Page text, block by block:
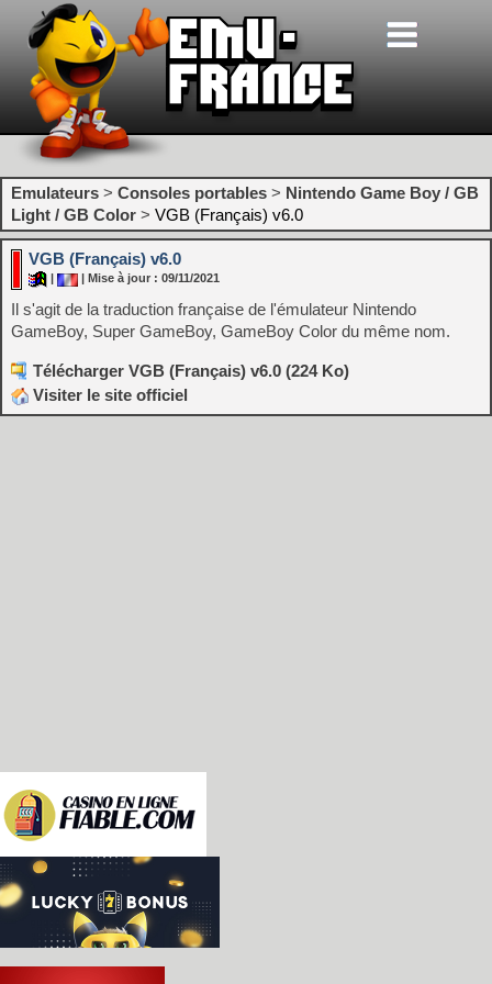
Emulateurs > Consoles portables > Nintendo Game Boy / GB
Light / GB Color > VGB (Français) v6.0
VGB (Français) v6.0
| Mise à jour : 09/11/2021
Il s'agit de la traduction française de l'émulateur Nintendo
GameBoy, Super GameBoy, GameBoy Color du même nom.
Télécharger VGB (Français) v6.0 (224 Ko)
Visiter le site officiel